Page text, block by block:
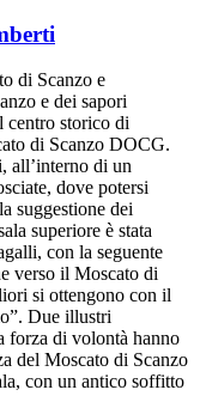
di Scanzo e
e dei sapori
centro storico di
di Scanzo DOCG.
all’interno di un
dove potersi
suggestione dei
superiore è stata
con la seguente
verso il Moscato di
si ottengono con il
Due illustri
forza di volontà hanno
del Moscato di Scanzo
con un antico soffitto